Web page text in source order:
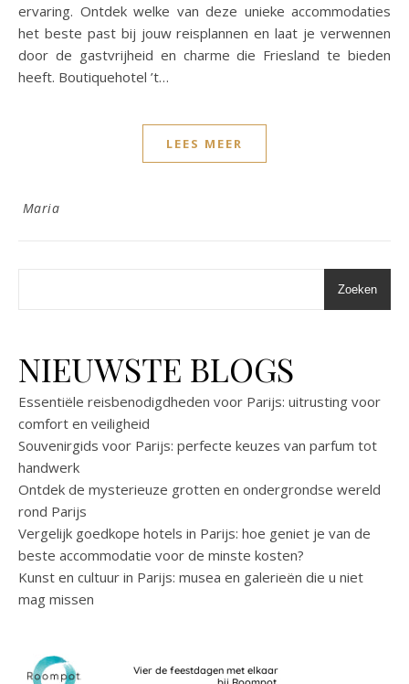
ervaring. Ontdek welke van deze unieke accommodaties
het beste past bij jouw reisplannen en laat je verwennen
door de gastvrijheid en charme die Friesland te bieden
heeft. Boutiquehotel ’t…
LEES MEER
Maria
Zoeken
NIEUWSTE BLOGS
Essentiële reisbenodigdheden voor Parijs: uitrusting voor
comfort en veiligheid
Souvenirgids voor Parijs: perfecte keuzes van parfum tot
handwerk
Ontdek de mysterieuze grotten en ondergrondse wereld
rond Parijs
Vergelijk goedkope hotels in Parijs: hoe geniet je van de
beste accommodatie voor de minste kosten?
Kunst en cultuur in Parijs: musea en galerieën die u niet
mag missen